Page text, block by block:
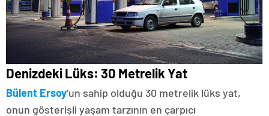
Denizdeki Lüks: 30 Metrelik Yat
Bülent Ersoy’un sahip olduğu 30 metrelik lüks yat,
onun gösterişli yaşam tarzının en çarpıcı